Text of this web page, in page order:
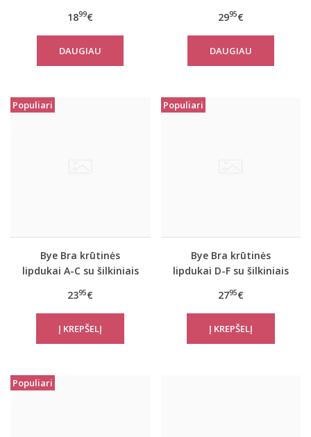
1899€
DAUGIAU
2995€
DAUGIAU
Populiari
Bye Bra krūtinės
lipdukai A-C su šilkiniais
2395€
Populiari
Bye Bra krūtinės
lipdukai D-F su šilkiniais
2795€
Populiari